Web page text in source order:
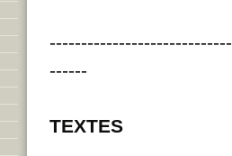
------
TEXTES